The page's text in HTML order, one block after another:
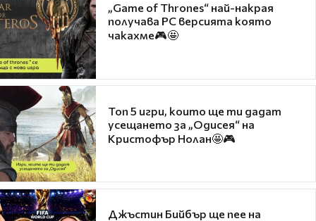
„Game of Thrones“ най-накрая
получава PC версията която
чакахме🎮🤩
Топ 5 игри, които ще ти дадат
усещането за „Одисея“ на
Кристофър Нолан🤩🎮
Джъстин Бийбър ще пее на